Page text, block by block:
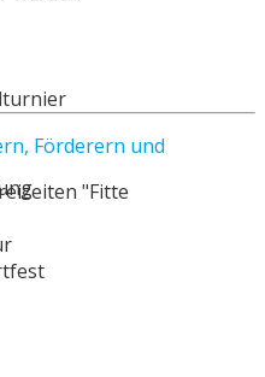
"Fitte
Förderern und